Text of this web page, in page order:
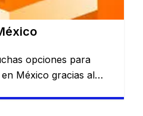
quieren comparar
opciones para
México gracias al